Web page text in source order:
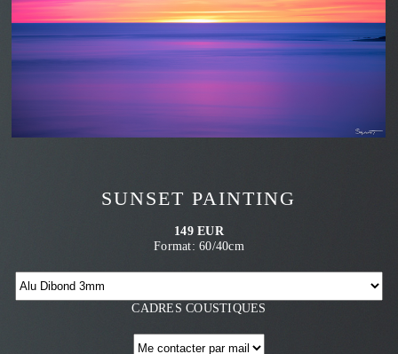
SUNSET PAINTING
149 EUR
Format: 60/40cm
CADRES COUSTIQUES